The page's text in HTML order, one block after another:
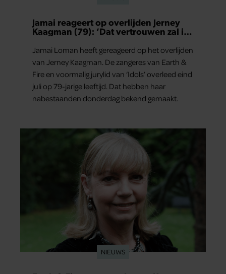
Jamai reageert op overlijden Jerney
Kaagman (79): ‘Dat vertrouwen zal ik
nooit vergeten’
Jamai Loman heeft gereageerd op het overlijden
van Jerney Kaagman. De zangeres van Earth &
Fire en voormalig jurylid van ‘Idols’ overleed eind
juli op 79-jarige leeftijd. Dat hebben haar
nabestaanden donderdag bekend gemaakt.
NIEUWS